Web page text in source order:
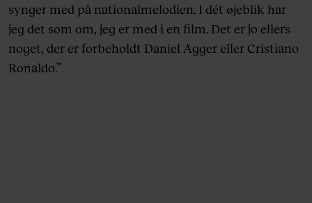
synger med på nationalmelodien. I dét øjeblik har
jeg det som om, jeg er med i en film. Det er jo ellers
noget, der er forbeholdt Daniel Agger eller Cristiano
Ronaldo.”